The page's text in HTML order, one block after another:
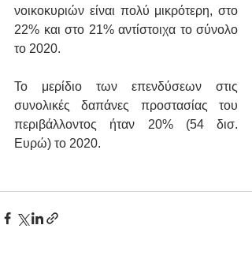
νοικοκυριών είναι πολύ μικρότερη, στο
22% και στο 21% αντίστοιχα το σύνολο
το 2020.
Το μερίδιο των επενδύσεων στις
συνολικές δαπάνες προστασίας του
περιβάλλοντος ήταν 20% (54 δισ.
Ευρώ) το 2020.